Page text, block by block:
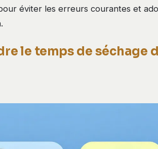
éviter les erreurs courantes et
le temps de séchage